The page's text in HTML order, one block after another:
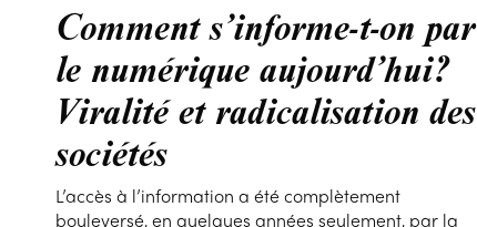
Comment s’informe-t-on par
le numérique aujourd’hui?
Viralité et radicalisation des
sociétés
L’accès à l’information a été complètement
bouleversé, en quelques années seulement, par la